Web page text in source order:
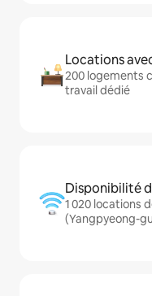
Locations
200 logements
travail dédié
Disponibilité
1 020 locations
(Yangpyeong-